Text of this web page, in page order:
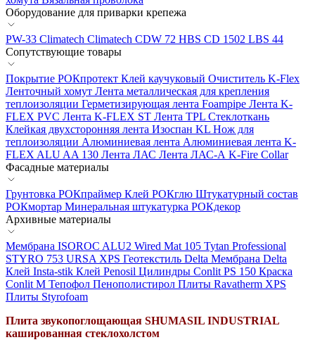
Оборудование для приварки крепежа
PW-33 Climatech Climatech CDW 72 HBS CD 1502 LBS 44
Сопутствующие товары
Покрытие РОКпротект Клей каучуковый Очиститель K-Flex
Ленточный хомут Лента металлическая для крепления
теплоизоляции Герметизирующая лента Foampipe Лента K-
FLEX PVC Лента K-FLEX ST Лента TPL Стеклоткань
Клейкая двухсторонняя лента Изоспан KL Нож для
теплоизоляции Алюминиевая лента Алюминиевая лента K-
FLEX ALU AA 130 Лента ЛАС Лента ЛАС-А K-Fire Collar
Фасадные материалы
Грунтовка РОКпраймер Клей РОКглю Штукатурный состав
РОКмортар Минеральная штукатурка РОКдекор
Архивные материалы
Мембрана ISOROC ALU2 Wired Mat 105 Tytan Professional
STYRO 753 URSA XPS Геотекстиль Delta Мембрана Delta
Клей Insta-stik Клей Penosil Цилиндры Conlit PS 150 Краска
Conlit М Тепофол Пенополистирол Плиты Ravatherm XPS
Плиты Styrofoam
Плита звукопоглощающая SHUMASIL INDUSTRIAL
кашированная стеклохолстом